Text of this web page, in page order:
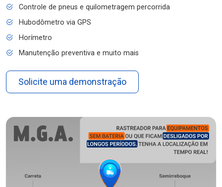
Controle de pneus e quilometragem percorrida
Hubodômetro via GPS
Horímetro
Manutenção preventiva e muito mais
Solicite uma demonstração